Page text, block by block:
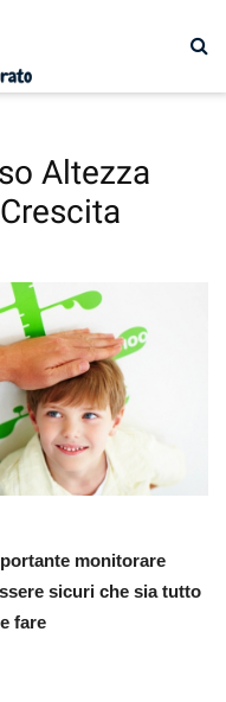
Altezza
monitorare
sicuri che sia tutto
fare